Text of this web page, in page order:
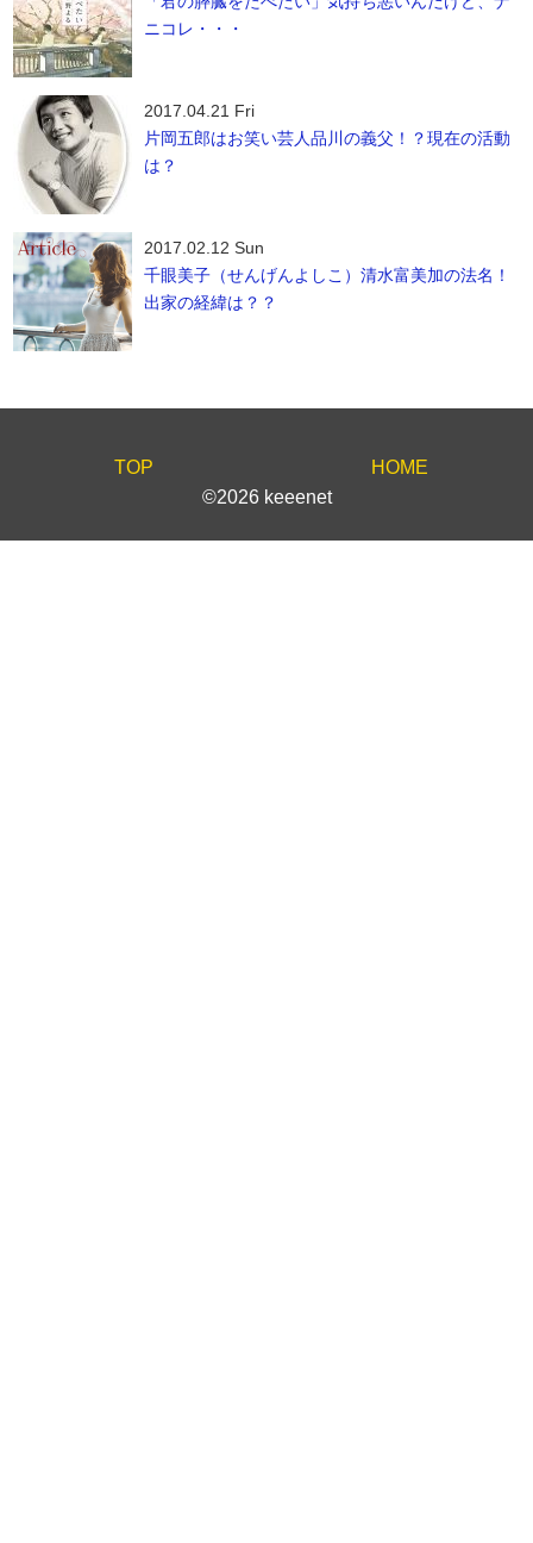
ニコレ・・・
2017.04.21 Fri
片岡五郎はお笑い芸人品川の義父！？現在の活動
は？
2017.02.12 Sun
千眼美子（せんげんよしこ）清水富美加の法名！
出家の経緯は？？
TOP
HOME
©2026 keeenet